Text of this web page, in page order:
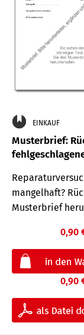
EINKAUF
Musterbrief:
mangelhaft?
Musterbrief
0,90
0,90